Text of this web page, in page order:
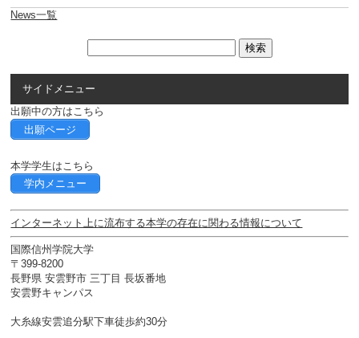
News一覧
サイドメニュー
出願中の方はこちら
出願ページ
本学学生はこちら
学内メニュー
インターネット上に流布する本学の存在に関わる情報について
国際信州学院大学
〒399-8200
長野県 安雲野市 三丁目 長坂番地
安雲野キャンパス
大糸線安雲追分駅下車徒歩約30分